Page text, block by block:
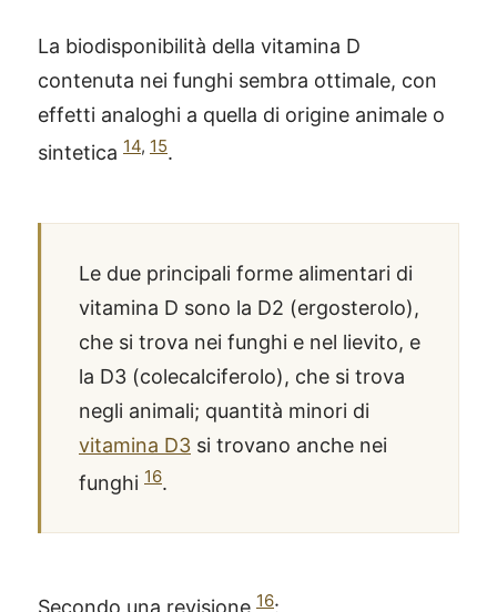
La biodisponibilità della vitamina D
contenuta nei funghi sembra ottimale, con
effetti analoghi a quella di origine animale o
sintetica 14, 15.
Le due principali forme alimentari di
vitamina D sono la D2 (ergosterolo),
che si trova nei funghi e nel lievito, e
la D3 (colecalciferolo), che si trova
negli animali; quantità minori di
vitamina D3 si trovano anche nei
funghi 16.
Secondo una revisione 16: